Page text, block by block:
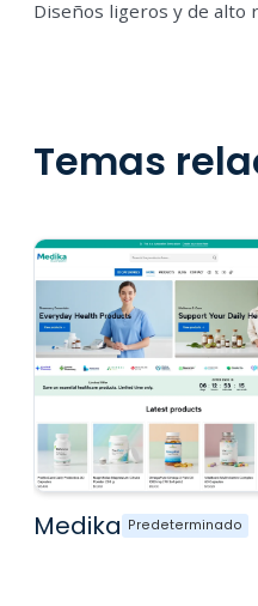
Diseños ligeros y de alto
Temas
Medika Predeterminado